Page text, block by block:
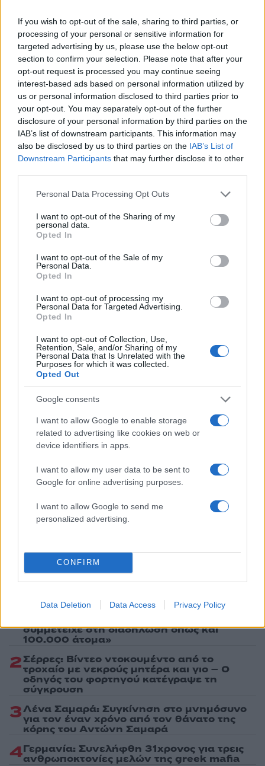
If you wish to opt-out of the sale, sharing to third parties, or
processing of your personal or sensitive information for
targeted advertising by us, please use the below opt-out
section to confirm your selection. Please note that after your
opt-out request is processed you may continue seeing
interest-based ads based on personal information utilized by
us or personal information disclosed to third parties prior to
your opt-out. You may separately opt-out of the further
disclosure of your personal information by third parties on the
IAB’s list of downstream participants. This information may
also be disclosed by us to third parties on the IAB’s List of
Downstream Participants that may further disclose it to other
Please note that this website/app uses one or more Google
not limited to your visit or usage behaviour. You may click to
grant or deny consent to Google and its third-party tags to
use your data for below specified purposes in below Google
consent section.
Personal Data Processing Opt Outs
I want to opt-out of the Sharing of my
personal data.
Opted In
I want to opt-out of the Sale of my
Personal Data.
Opted In
I want to opt-out of processing my
Personal Data for Targeted Advertising.
Opted In
I want to opt-out of Collection, Use,
Retention, Sale, and/or Sharing of my
Personal Data that Is Unrelated with the
Purposes for which it was collected.
Opted Out
Google consents
I want to allow Google to enable storage
related to advertising like cookies on web or
device identifiers in apps.
I want to allow my user data to be sent to
Google for online advertising purposes.
I want to allow Google to send me
personalized advertising.
CONFIRM
Data Deletion Data Access Privacy Policy
Σχόλια
Σχολίασε εδώ
50 /50
Υποβολή σχολίου
Όροι Χρήσης. Το site προστατεύεται από reCAPTCHA, ισχύουν
Πολιτική Απορρήτου&Όροι Χρήσης
Ελλάδα
ΡΟΔΟΣ
ΤΡΟΧΑΙΟ ΔΥΣΤΥΧΗΜΑ
Ακολουθήστε το Νewsit.gr στοGoogle News
τελευταία νέατης ημέρας
Βίντεο δευτερόλεπτα πριν
το δυστύχημα στη Ρόδο - Η
57χρονη έκανε όπισθεν για
να δει το φανάρι και να
στρίψει
H έκθεση για το
στην Ρόδο όπου
σκοτώθηκαν μητέρα
κόρη - Ελεύθερος
εγγύηση 50.000
οδηγός της BMW
Πιο δημοφιλή
Marfin: Η 46χρονη πήρε προθεσμία για να
συμμετείχε στη διαδήλωση όπως και
100.000 άτομα»
2Σέρρες: Βίντεο ντοκουμέντο από το
τροχαίο με νεκρούς μητέρα και γιο – Ο
οδηγός του φορτηγού κατέγραψε τη
σύγκρουση
3Λένα Σαμαρά: Συγκίνηση στο μνημόσυνο
για τον έναν χρόνο από τον θάνατο της
κόρης του Αντώνη Σαμαρά
4Γερμανία: Συνελήφθη 31χρονος για τρεις
ανθρωποκτονίες μελών της greek mafia